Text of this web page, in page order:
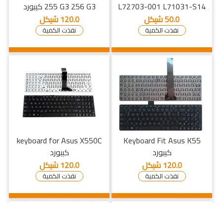
L72703-001 L71031-S14
50.0 شيكل
نفذت الكمية
255 G3 256 G3 كيبورد
120.0 شيكل
نفذت الكمية
Keyboard Fit Asus K55
كيبورد
120.0 شيكل
نفذت الكمية
keyboard for Asus X550C
كيبورد
120.0 شيكل
نفذت الكمية